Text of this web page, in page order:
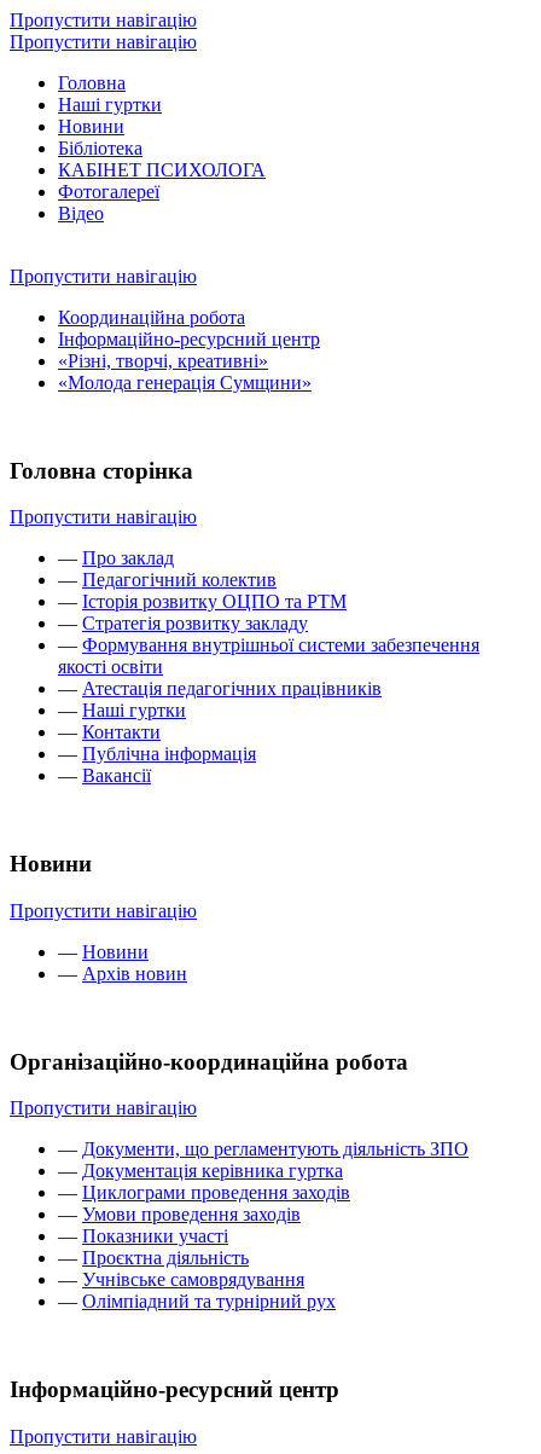
Пропустити навігацію
Пропустити навігацію
Головна
Наші гуртки
Новини
Бібліотека
КАБІНЕТ ПСИХОЛОГА
Фотогалереї
Відео
Пропустити навігацію
Координаційна робота
Інформаційно-ресурсний центр
«Різні, творчі, креативні»
«Молода генерація Сумщини»
Головна сторінка
Пропустити навігацію
— Про заклад
— Педагогічний колектив
— Історія розвитку ОЦПО та РТМ
— Стратегія розвитку закладу
— Формування внутрішньої системи забезпечення
якості освіти
— Атестація педагогічних працівників
— Наші гуртки
— Контакти
— Публічна інформація
— Вакансії
Новини
Пропустити навігацію
— Новини
— Архів новин
Організаційно-координаційна робота
Пропустити навігацію
— Документи, що регламентують діяльність ЗПО
— Документація керівника гуртка
— Циклограми проведення заходів
— Умови проведення заходів
— Показники участі
— Проєктна діяльність
— Учнівське самоврядування
— Олімпіадний та турнірний рух
Інформаційно-ресурсний центр
Пропустити навігацію